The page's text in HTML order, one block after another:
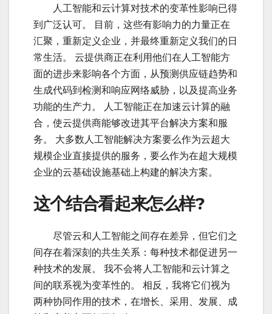
人工智能和云计算对技术的变革性影响已得
到广泛认可。 目前，这些有影响力的力量正在
汇聚，重新定义企业，并最终重新定义我们的日
常生活。 云提供商正在利用他们在人工智能方
面的进步来影响各个方面，从预测供应链趋势和
生成代码到检测和响应网络威胁，以及提高业务
功能的生产力。 人工智能正在加速云计算的融
合，使云提供商能够改进其平台解决方案和服
务。 大多数人工智能解决方案要么作为云超大
规模企业直接提供的服务，要么作为在超大规模
企业的云基础设施基础上构建的解决方案。
这个结合看起来怎么样?
尽管云和人工智能之间存在差异，但它们之
间存在着深刻的共生关系：每种技术都促进另一
种技术的发展。 我不会将人工智能和云计算之
间的联系视为变革性的。 相反，我将它们视为
两种协同作用的技术，在增长、采用、发展、成